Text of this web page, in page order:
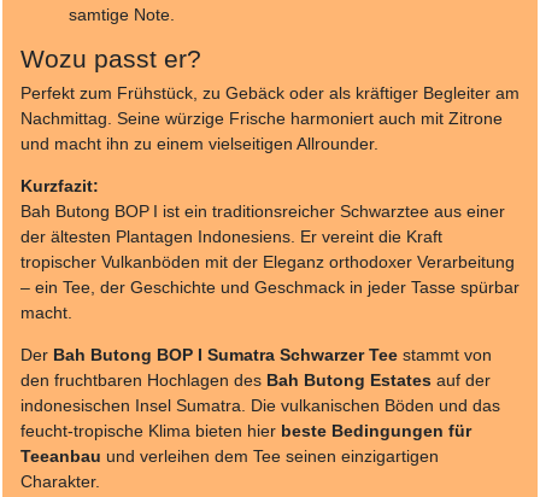
samtige Note.
Wozu passt er?
Perfekt zum Frühstück, zu Gebäck oder als kräftiger Begleiter am
Nachmittag. Seine würzige Frische harmoniert auch mit Zitrone
und macht ihn zu einem vielseitigen Allrounder.
Kurzfazit:
Bah Butong BOP I ist ein traditionsreicher Schwarztee aus einer
der ältesten Plantagen Indonesiens. Er vereint die Kraft
tropischer Vulkanböden mit der Eleganz orthodoxer Verarbeitung
– ein Tee, der Geschichte und Geschmack in jeder Tasse spürbar
macht.
Der Bah Butong BOP I Sumatra Schwarzer Tee stammt von
den fruchtbaren Hochlagen des Bah Butong Estates auf der
indonesischen Insel Sumatra. Die vulkanischen Böden und das
feucht-tropische Klima bieten hier beste Bedingungen für
Teeanbau und verleihen dem Tee seinen einzigartigen
Charakter.